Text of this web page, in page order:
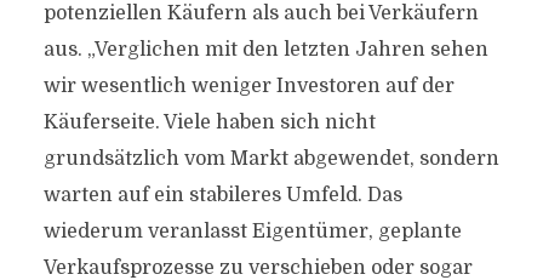
potenziellen Käufern als auch bei Verkäufern
aus. „Verglichen mit den letzten Jahren sehen
wir wesentlich weniger Investoren auf der
Käuferseite. Viele haben sich nicht
grundsätzlich vom Markt abgewendet, sondern
warten auf ein stabileres Umfeld. Das
wiederum veranlasst Eigentümer, geplante
Verkaufsprozesse zu verschieben oder sogar